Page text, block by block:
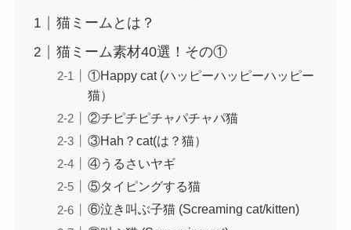
猫ミームとは？
猫ミーム素材40選！その①
①Happy cat (ハッピーハッピーハッピー
猫）
②チピチピチャパチャパ猫
③Hah？cat(は？猫）
④うるさいヤギ
⑤タイピングする猫
⑥泣き叫ぶ子猫 (Screaming cat/kitten)